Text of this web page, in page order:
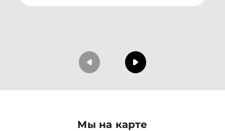
Мы на карте